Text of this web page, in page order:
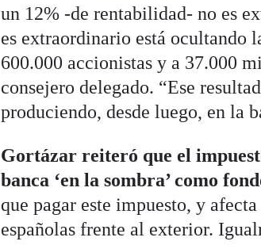
un 12% -de rentabilidad- no es
es extraordinario está ocultando
600.000 accionistas y a 37.000
consejero delegado. “Ese
produciendo, desde luego, en la
Gortázar reiteró que el
banca ‘en la sombra’ como
que pagar este impuesto, y
españolas frente al exterior.